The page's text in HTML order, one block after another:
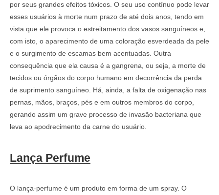
por seus grandes efeitos tóxicos. O seu uso contínuo pode levar
esses usuários à morte num prazo de até dois anos, tendo em
vista que ele provoca o estreitamento dos vasos sanguíneos e,
com isto, o aparecimento de uma coloração esverdeada da pele
e o surgimento de escamas bem acentuadas. Outra
consequência que ela causa é a gangrena, ou seja, a morte de
tecidos ou órgãos do corpo humano em decorrência da perda
de suprimento sanguíneo. Há, ainda, a falta de oxigenação nas
pernas, mãos, braços, pés e em outros membros do corpo,
gerando assim um grave processo de invasão bacteriana que
leva ao apodrecimento da carne do usuário.
Lança Perfume
O lança-perfume é um produto em forma de um spray. O